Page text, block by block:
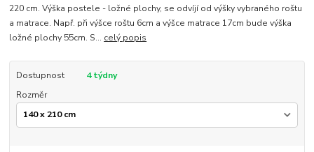
220 cm. Výška postele - ložné plochy, se odvíjí od výšky vybraného roštu
a matrace. Např. při výšce roštu 6cm a výšce matrace 17cm bude výška
ložné plochy 55cm. S... celý popis
Dostupnost
4 týdny
Rozměr